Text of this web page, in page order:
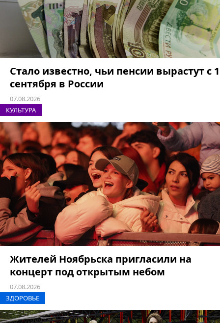
Стало известно, чьи пенсии вырастут с 1
сентября в России
07.08.2026
КУЛЬТУРА
Жителей Ноябрьска пригласили на
концерт под открытым небом
07.08.2026
ЗДОРОВЬЕ